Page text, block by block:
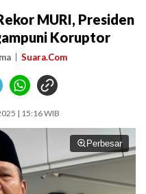
MURI, Presiden
Koruptor
Suara.Com
| 15:16 WIB
Perbesar